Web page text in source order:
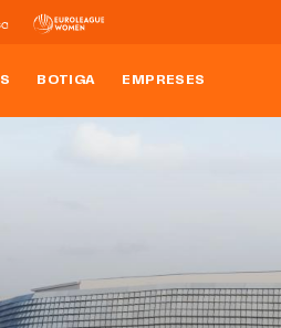
BOTIGA EMPRESES